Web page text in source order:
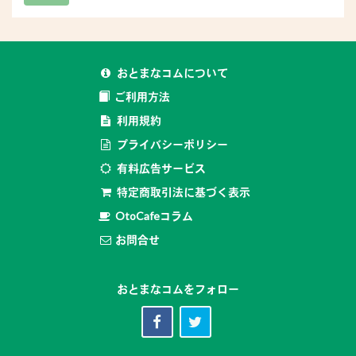
おとまなコムについて
ご利用方法
利用規約
プライバシーポリシー
有料広告サービス
特定商取引法に基づく表示
OtoCafeコラム
お問合せ
おとまなコムをフォロー